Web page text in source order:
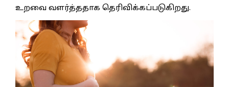
உறவை வளர்த்ததாக தெரிவிக்கப்படுகிறது.